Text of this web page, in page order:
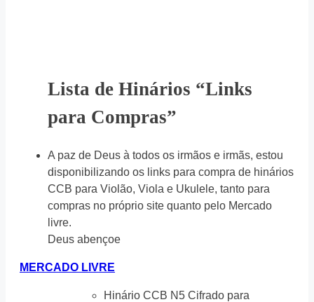
Lista de Hinários “Links
para Compras”
A paz de Deus à todos os irmãos e irmãs, estou
disponibilizando os links para compra de hinários
CCB para Violão, Viola e Ukulele, tanto para
compras no próprio site quanto pelo Mercado
livre.
Deus abençoe
MERCADO LIVRE
Hinário CCB N5 Cifrado para